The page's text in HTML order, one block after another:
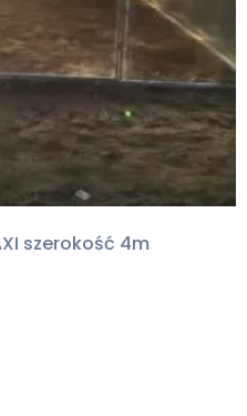
szerokość 4m